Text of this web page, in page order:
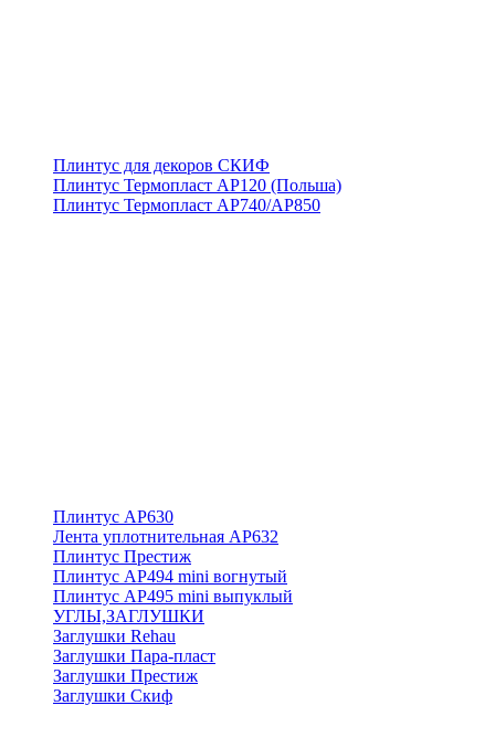
Плинтус для декоров СКИФ
Плинтус Термопласт АР120 (Польша)
Плинтус Термопласт АР740/АР850
Плинтус АР630
Лента уплотнительная АР632
Плинтус Престиж
Плинтус АР494 mini вогнутый
Плинтус АР495 mini выпуклый
УГЛЫ,ЗАГЛУШКИ
Заглушки Rehau
Заглушки Пара-пласт
Заглушки Престиж
Заглушки Скиф